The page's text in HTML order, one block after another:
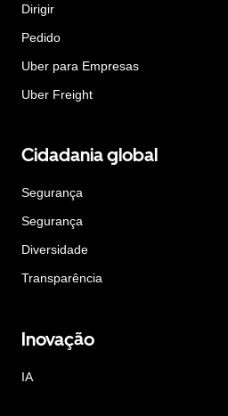
Dirigir
Pedido
Uber para Empresas
Uber Freight
Cidadania global
Segurança
Segurança
Diversidade
Transparência
Inovação
IA